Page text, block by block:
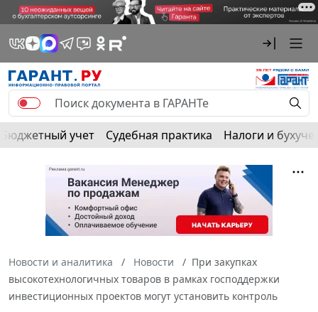
Бюджетный учет Судебная практика Налоги и
Новости и аналитика Новости
При закупках
высокотехнологичных товаров в рамках господдержки
инвестиционных проектов могут установить контроль